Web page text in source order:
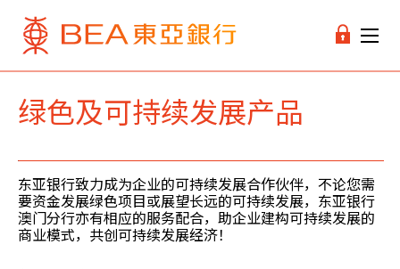
绿色及可持续发展产品
东亚银行致力成为企业的可持续发展合作伙伴，不论您需
要资金发展绿色项目或展望长远的可持续发展，东亚银行
澳门分行亦有相应的服务配合，助企业建构可持续发展的
商业模式，共创可持续发展经济！